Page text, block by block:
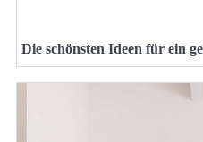
Die schönsten Ideen für ein